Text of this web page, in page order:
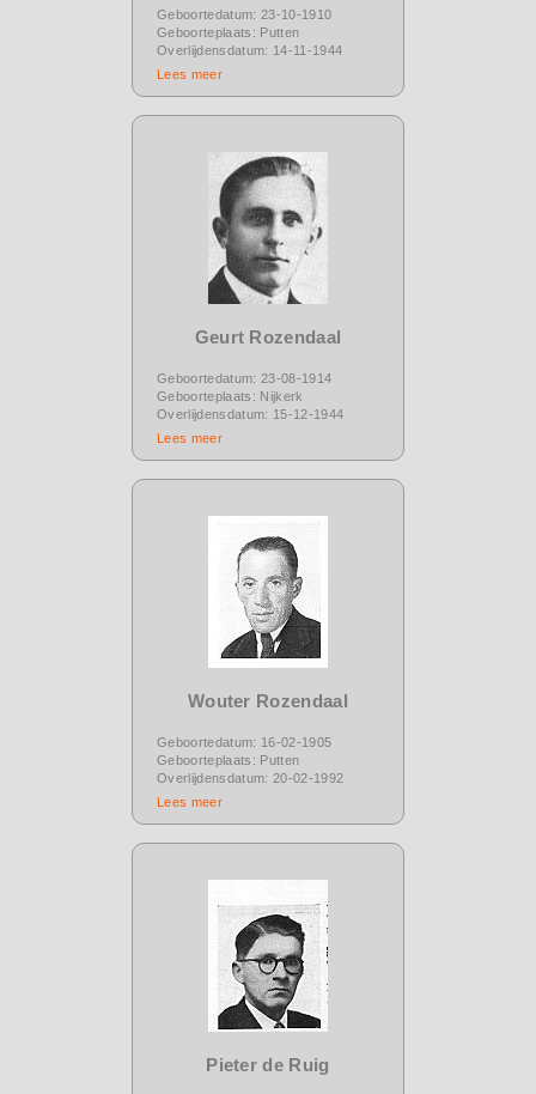
Geboortedatum: 23-10-1910
Geboorteplaats: Putten
Overlijdensdatum: 14-11-1944
Lees meer
Geurt Rozendaal
Geboortedatum: 23-08-1914
Geboorteplaats: Nijkerk
Overlijdensdatum: 15-12-1944
Lees meer
Wouter Rozendaal
Geboortedatum: 16-02-1905
Geboorteplaats: Putten
Overlijdensdatum: 20-02-1992
Lees meer
Pieter de Ruig